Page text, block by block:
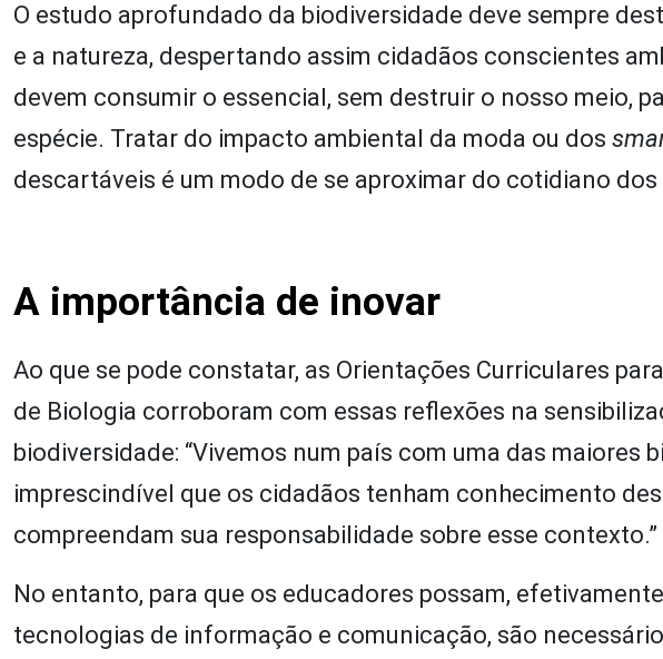
O estudo aprofundado da biodiversidade deve sempre
e a natureza, despertando assim cidadãos conscientes
devem consumir o essencial, sem destruir o nosso meio,
espécie. Tratar do impacto ambiental da moda ou dos
descartáveis é um modo de se aproximar do cotidiano
A importância de inovar
Ao que se pode constatar, as Orientações Curriculares
de Biologia corroboram com essas reflexões na
biodiversidade: “Vivemos num país com uma das maiores
imprescindível que os cidadãos tenham conhecimento
compreendam sua responsabilidade sobre esse contexto.”
No entanto, para que os educadores possam,
tecnologias de informação e comunicação, são